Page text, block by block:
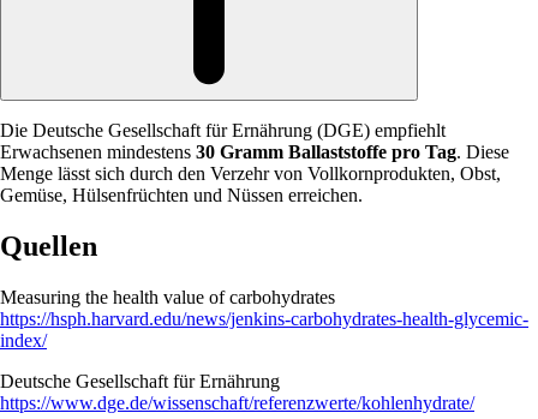
Die Deutsche Gesellschaft für Ernährung (DGE) empfiehlt
Erwachsenen mindestens 30 Gramm Ballaststoffe pro Tag. Diese
Menge lässt sich durch den Verzehr von Vollkornprodukten, Obst,
Gemüse, Hülsenfrüchten und Nüssen erreichen.
Quellen
Measuring the health value of carbohydrates
https://hsph.harvard.edu/news/jenkins-carbohydrates-health-glycemic-
index/
Deutsche Gesellschaft für Ernährung
https://www.dge.de/wissenschaft/referenzwerte/kohlenhydrate/